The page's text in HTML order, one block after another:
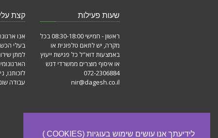
שעות פעילות
ראשון - חמישי 08:30-18:00 בכל
מקרה, יש לתאם טלפונית או
באמצעות דוא"ל כל פגישת ייעוץ
או איסוף מוצרים ממשרדי דגש
072-2306884
nir@dagesh.co.il
קצת
אנו
בעלי
למתן
לזכותנו,
עבודה
לידיעתך אנו עושים שימוש בעוגיות (COOKIES )